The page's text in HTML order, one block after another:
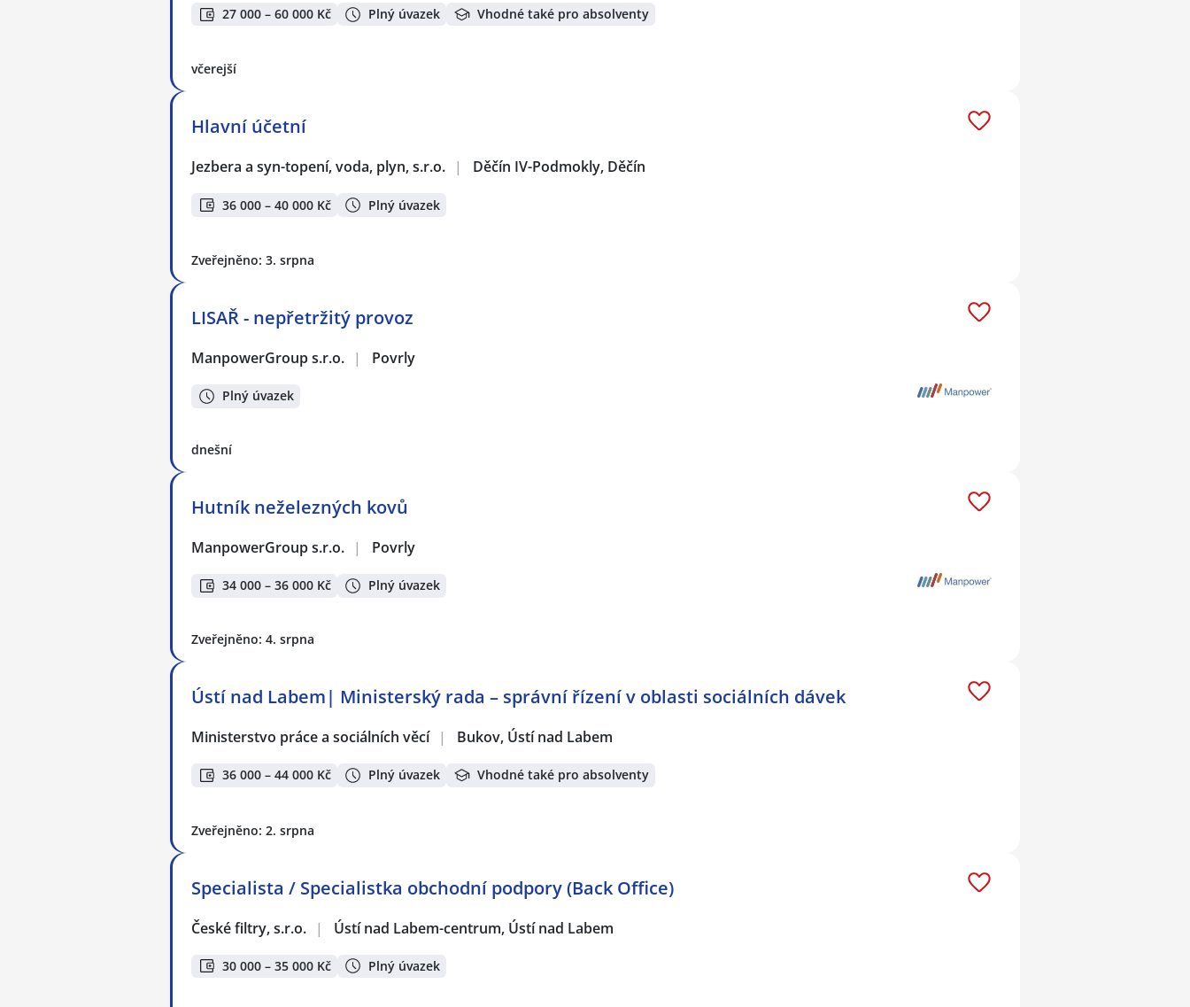
27 000 – 60 000 Kč Plný úvazek Vhodné také pro absolventy
včerejší
Hlavní účetní
Jezbera a syn-topení, voda, plyn, s.r.o. | Děčín IV-Podmokly, Děčín
36 000 – 40 000 Kč Plný úvazek
Zveřejněno: 3. srpna
LISAŘ - nepřetržitý provoz
ManpowerGroup s.r.o. | Povrly
Plný úvazek
dnešní
Hutník neželezných kovů
ManpowerGroup s.r.o. | Povrly
34 000 – 36 000 Kč Plný úvazek
Zveřejněno: 4. srpna
Ústí nad Labem| Ministerský rada – správní řízení v oblasti sociálních dávek
Ministerstvo práce a sociálních věcí | Bukov, Ústí nad Labem
36 000 – 44 000 Kč Plný úvazek Vhodné také pro absolventy
Zveřejněno: 2. srpna
Specialista / Specialistka obchodní podpory (Back Office)
České filtry, s.r.o. | Ústí nad Labem-centrum, Ústí nad Labem
30 000 – 35 000 Kč Plný úvazek